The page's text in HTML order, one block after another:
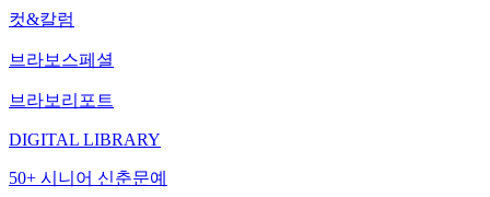
컷&칼럼
브라보스페셜
브라보리포트
DIGITAL LIBRARY
50+ 시니어 신춘문예